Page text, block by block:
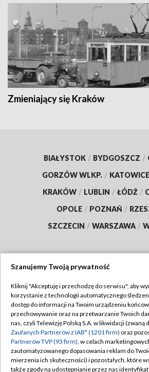
Zmieniający się Kraków
BIAŁYSTOK / BYDGOSZCZ /
GORZÓW WLKP. / KATOWICE
KRAKÓW / LUBLIN / ŁÓDŹ /
OPOLE / POZNAŃ /
SZCZECIN / WARSZAWA /
TVP
Abonament TVP
Emisja w TVP
Centrum informacji TVP
Naziemna Telewizja Cyfrowa
Regulamin TVP
Polityka
Moje zgody
Pomoc
Szanujemy Twoją prywatność
Kliknij "Akceptuję i przechodzę do serwisu", aby
korzystanie z technologii automatycznego
dostęp do informacji na Twoim urządzeniu
przechowywanie oraz na przetwarzanie Twoich
nas, czyli Telewizję Polską S.A. w likwidacji (zwaną
Zaufanych Partnerów z IAB* (1201 firm) oraz
Partnerów TVP (93 firm), w celach
zautomatyzowanego dopasowania reklam do
mierzenia ich skuteczności) i pozostałych, które
także zgody na udostępnianie przez nas